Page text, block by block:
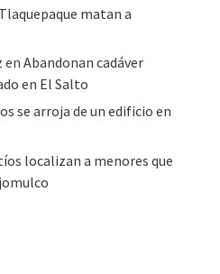
matan a
enAbandonan cadáver
en El Salto
se arroja de un edificio en
localizan a menores que